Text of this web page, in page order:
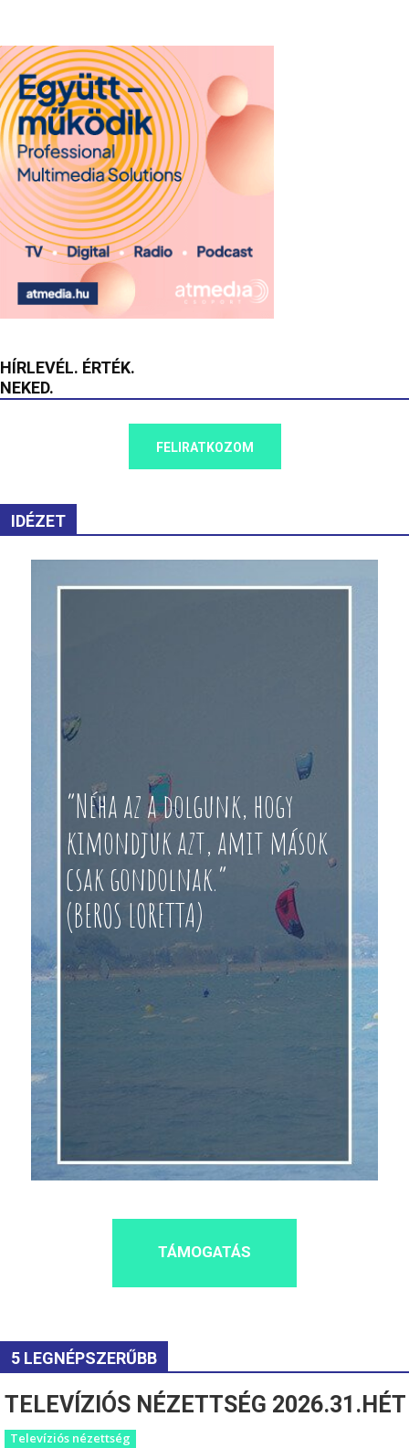
HÍRLEVÉL. ÉRTÉK.
NEKED.
FELIRATKOZOM
IDÉZET
“Néha az a dolgunk, hogy
kimondjuk azt, amit mások
csak gondolnak.”
(BEROS LORETTA)
TÁMOGATÁS
5 LEGNÉPSZERŰBB
TELEVÍZIÓS NÉZETTSÉG 2026.31.HÉT
Televíziós nézettség